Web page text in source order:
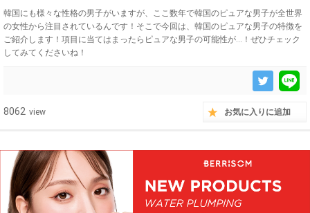
韓国にも様々な性格の男子がいますが、ここ数年で韓国のピュアな男子が全世界
の女性から注目されているんです！そこで今回は、韓国のピュアな男子の特徴を
ご紹介します！項目に当てはまったらピュアな男子の可能性が…！ぜひチェック
してみてくださいね！
8062 view お気に入りに追加